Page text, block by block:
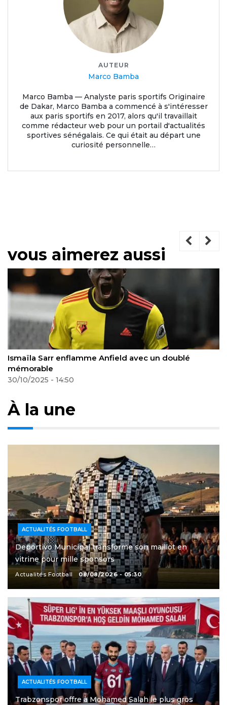
AUTEUR
Marco Bamba
Marco Bamba — Analyste paris sportifs Originaire
de Dakar, Marco Bamba a commencé à s'intéresser
aux paris sportifs en 2017, alors qu'il travaillait
comme rédacteur web pour un portail d'actualités
sportives sénégalais. Ce qui était au départ une
curiosité personnelle…
vous aimerez aussi
Ismaïla Sarr enflamme Anfield avec un doublé
mémorable
30/10/2025 - 14:50
À la une
ACTUALITÉS FOOTBALL
Deportivo Municipal transforme son maillot en
vitrine pour mille sponsors
Actualités Football 08/08/2026 - 05:30
ACTUALITÉS FOOTBALL
Trabzonspor offre à Mohamed Salah le plus gros